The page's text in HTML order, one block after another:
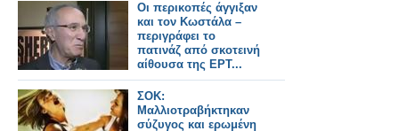
Οι περικοπές άγγιξαν
και τον Κωστάλα –
περιγράφει το
πατινάζ από σκοτεινή
αίθουσα της ΕΡΤ...
ΣΟΚ:
Μαλλιοτραβήκτηκαν
σύζυγος και ερωμένη